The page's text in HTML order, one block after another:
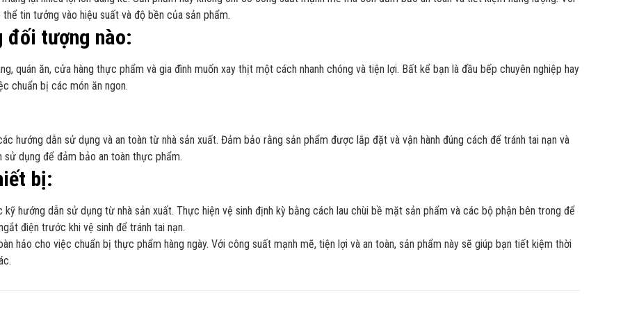
tin tưởng vào hiệu suất và độ bền của sản phẩm.
đối tượng nào:
quán ăn, cửa hàng thực phẩm và gia đình muốn xay thịt một cách nhanh chóng và tiện lợi. Bất kể bạn là đầu bếp chuyên nghiệp hay
chuẩn bị các món ăn ngon.
hướng dẫn sử dụng và an toàn từ nhà sản xuất. Đảm bảo rằng sản phẩm được lắp đặt và vận hành đúng cách để tránh tai nạn và
dụng để đảm bảo an toàn thực phẩm.
bị:
hướng dẫn sử dụng từ nhà sản xuất. Thực hiện vệ sinh định kỳ bằng cách lau chùi bề mặt sản phẩm và các bộ phận bên trong để
điện trước khi vệ sinh để tránh tai nạn.
hảo cho việc chuẩn bị thực phẩm hàng ngày. Với công suất mạnh mẽ, tiện lợi và an toàn, sản phẩm này sẽ giúp bạn tiết kiệm thời